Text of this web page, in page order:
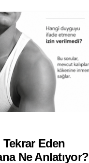
Tekrar Eden
Ne Anlatıyor?